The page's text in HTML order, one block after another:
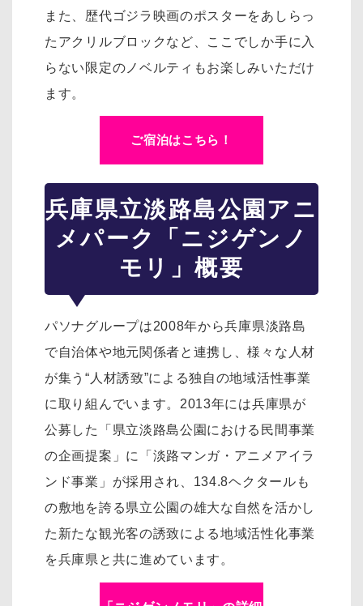
また、歴代ゴジラ映画のポスターをあしらっ
たアクリルブロックなど、ここでしか手に入
らない限定のノベルティもお楽しみいただけ
ます。
ご宿泊はこちら！
兵庫県立淡路島公園アニ
メパーク「ニジゲンノ
モリ」概要
パソナグループは2008年から兵庫県淡路島
で自治体や地元関係者と連携し、様々な人材
が集う“人材誘致”による独自の地域活性事業
に取り組んでいます。2013年には兵庫県が
公募した「県立淡路島公園における民間事業
の企画提案」に「淡路マンガ・アニメアイラ
ンド事業」が採用され、134.8ヘクタールも
の敷地を誇る県立公園の雄大な自然を活かし
た新たな観光客の誘致による地域活性化事業
を兵庫県と共に進めています。